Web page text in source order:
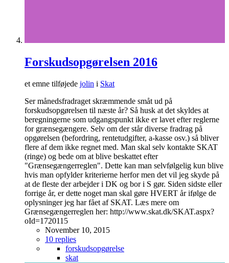
Forskudsopgørelsen 2016
et emne tilføjede jolin i Skat
Ser månedsfradraget skræmmende småt ud på
forskudsopgørelsen til næste år? Så husk at det skyldes at
beregningerne som udgangspunkt ikke er lavet efter reglerne
for grænsegængere. Selv om der står diverse fradrag på
opgørelsen (befordring, rentetudgifter, a-kasse osv.) så bliver
flere af dem ikke regnet med. Man skal selv kontakte SKAT
(ringe) og bede om at blive beskattet efter
"Grænsegængerreglen". Dette kan man selvfølgelig kun blive
hvis man opfylder kriterierne herfor men det vil jeg skyde på
at de fleste der arbejder i DK og bor i S gør. Siden sidste eller
forrige år, er dette noget man skal gøre HVERT år ifølge de
oplysninger jeg har fået af SKAT. Læs mere om
Grænsegængerreglen her: http://www.skat.dk/SKAT.aspx?
oId=1720115
November 10, 2015
10 replies
forskudsopgørelse
skat